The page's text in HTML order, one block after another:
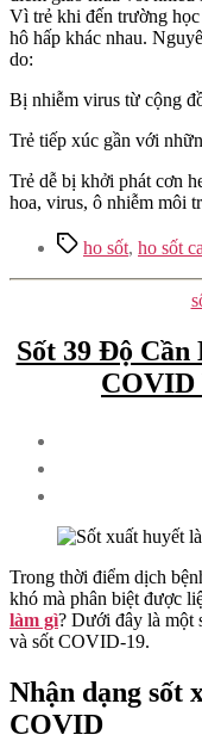
Vì trẻ khi đến trường
hô hấp khác nhau.
do:
Bị nhiễm virus từ cộng
Trẻ tiếp xúc gần với
Trẻ dễ bị khởi phát cơn
hoa, virus, ô nhiễm môi
Tagsho sốt, ho sốt
Sốt 39 Độ
COVID
Trong thời điểm dịch
khó mà phân biệt được
làm gì? Dưới đây là một
và sốt COVID-19.
Nhận dạng sốt
COVID